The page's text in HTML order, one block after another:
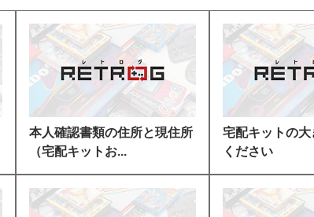
本人確認書類の住所と現住所
（宅配キットお...
宅配キットの
ください